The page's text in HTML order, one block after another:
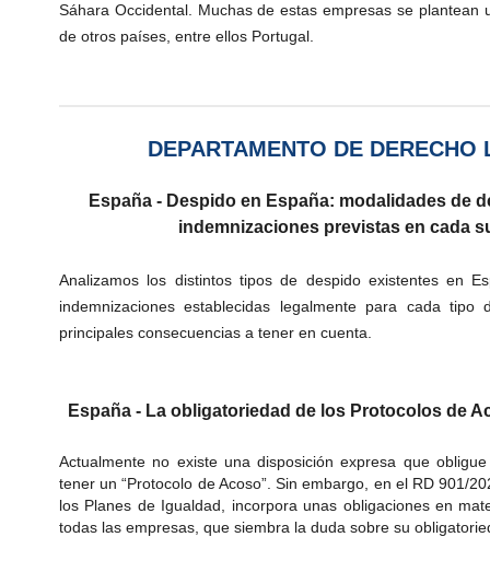
Sáhara Occidental. Muchas de estas empresas se plantean
de otros países, entre ellos Portugal.
DEPARTAMENTO DE DERECHO
España - Despido en España: modalidades de
indemnizaciones previstas en cada
Analizamos los distintos tipos de despido existentes en
indemnizaciones establecidas legalmente para cada
principales consecuencias a tener en cuenta.
España - La obligatoriedad de los Protocolos de
Actualmente no existe una disposición expresa que
tener un “Protocolo de Acoso”. Sin embargo, en el RD 901/
los Planes de Igualdad, incorpora unas obligaciones en
todas las empresas, que siembra la duda sobre su